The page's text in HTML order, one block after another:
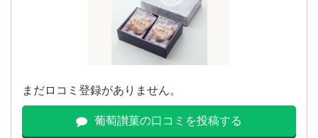
まだロコミ登録がありません。
葡萄讃菓の口コミを投稿する